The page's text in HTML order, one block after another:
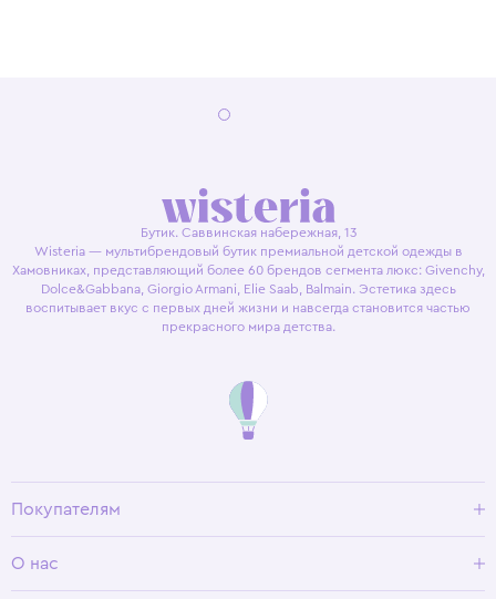
Бутик. Саввинская набережная, 13
Wisteria — мультибрендовый бутик премиальной детской одежды в
Хамовниках, представляющий более 60 брендов сегмента люкс: Givenchy,
Dolce&Gabbana, Giorgio Armani, Elie Saab, Balmain. Эстетика здесь
воспитывает вкус с первых дней жизни и навсегда становится частью
прекрасного мира детства.
Покупателям
Условия возврата
О нас